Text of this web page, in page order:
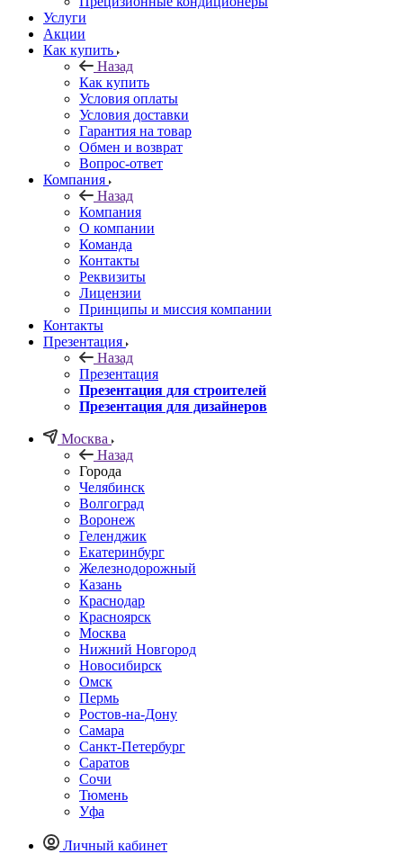
Услуги
Акции
Как купить
Назад
Как купить
Условия оплаты
Условия доставки
Гарантия на товар
Обмен и возврат
Вопрос-ответ
Компания
Назад
Компания
О компании
Команда
Контакты
Реквизиты
Лицензии
Принципы и миссия компании
Контакты
Презентация
Назад
Презентация
Презентация для строителей
Презентация для дизайнеров
Москва
Назад
Города
Челябинск
Волгоград
Воронеж
Геленджик
Екатеринбург
Железнодорожный
Казань
Краснодар
Красноярск
Москва
Нижний Новгород
Новосибирск
Омск
Пермь
Ростов-на-Дону
Самара
Санкт-Петербург
Саратов
Сочи
Тюмень
Уфа
Личный кабинет